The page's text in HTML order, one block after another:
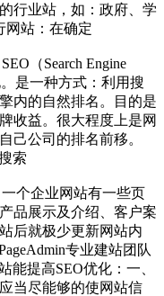
行业站，如：政府、学
网站：在确定
SEO（Search Engine
是一种方式：利用搜
内的自然排名。目的是
收益。很大程度上是网
己公司的排名前移。
索
一个企业网站有一些页
品展示及介绍、客户案
后就极少更新网站内
专业建站团队
能提高SEO优化：一、
当尽能够的使网站信